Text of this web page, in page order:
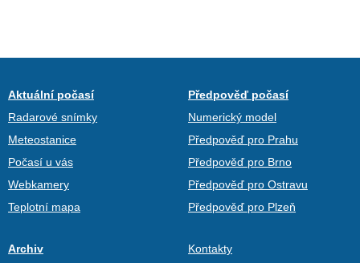
Aktuální počasí
Radarové snímky
Meteostanice
Počasí u vás
Webkamery
Teplotní mapa
Předpověď počasí
Numerický model
Předpověď pro Prahu
Předpověď pro Brno
Předpověď pro Ostravu
Předpověď pro Plzeň
Archiv
Kontakty